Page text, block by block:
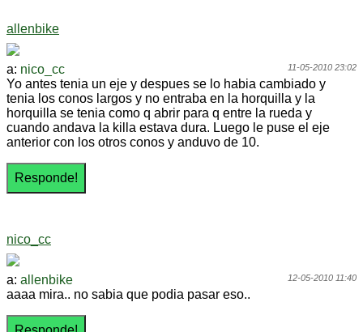
allenbike
11-05-2010 23:02
a: nico_cc
Yo antes tenia un eje y despues se lo habia cambiado y
tenia los conos largos y no entraba en la horquilla y la
horquilla se tenia como q abrir para q entre la rueda y
cuando andava la killa estava dura. Luego le puse el eje
anterior con los otros conos y anduvo de 10.
nico_cc
12-05-2010 11:40
a: allenbike
aaaa mira.. no sabia que podia pasar eso..